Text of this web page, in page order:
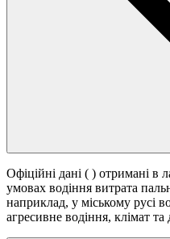
Офіційні дані ( ) отримані в
умовах водіння витрата
наприклад, у міському русі
агресивне водіння, клімат